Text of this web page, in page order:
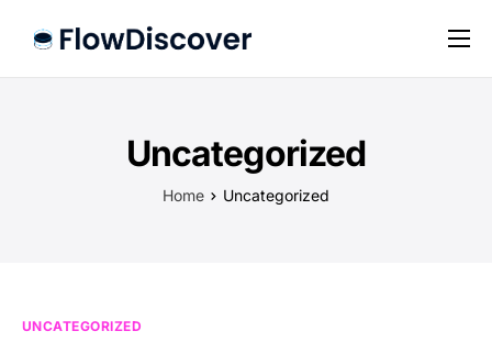
Preise
Uncategorized
Home Uncategorized
UNCATEGORIZED